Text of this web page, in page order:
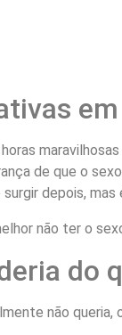
de que o
depois, mas
não ter o
do
não